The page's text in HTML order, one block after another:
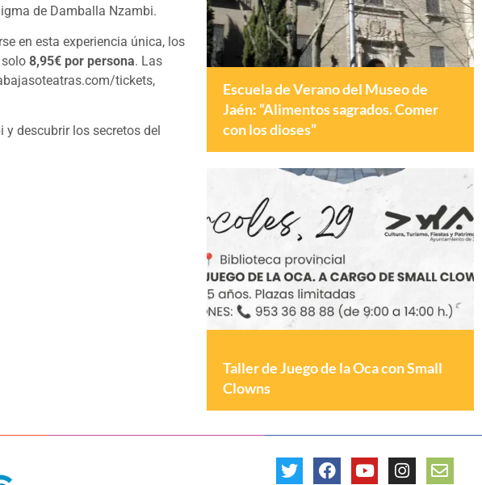
de Damballa Nzambi.
en esta experiencia única, los
solo8,95€ por persona. Las
tickets,
descubrir los secretos del
Escuela de Verano del Museo de
Jaén: “Alimentos sagrados. Comer
con los dioses”
Taller de Juego de la Oca con Small
Clowns